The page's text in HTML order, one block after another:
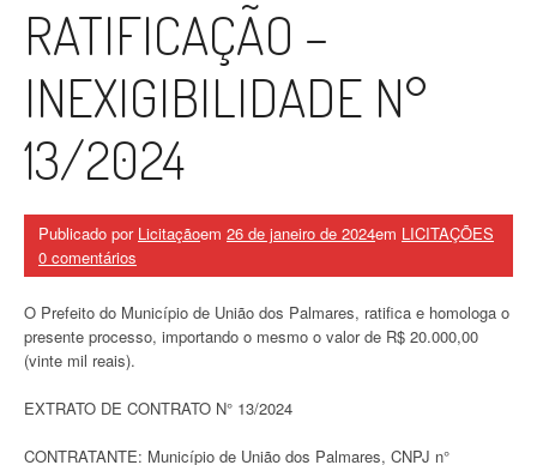
RATIFICAÇÃO –
INEXIGIBILIDADE N°
13/2024
Publicado por Licitaçãoem 26 de janeiro de 2024em LICITAÇÕES
0 comentários
O Prefeito do Município de União dos Palmares, ratifica e homologa o
presente processo, importando o mesmo o valor de R$ 20.000,00
(vinte mil reais).
EXTRATO DE CONTRATO N° 13/2024
CONTRATANTE: Município de União dos Palmares, CNPJ n°